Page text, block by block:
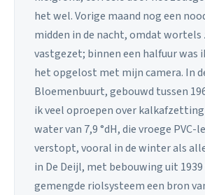
het wel. Vorige maand nog een
midden in de nacht, omdat wortels
vastgezet; binnen een halfuur was
het opgelost met mijn camera. In
Bloemenbuurt, gebouwd tussen
ik veel oproepen over
water van 7,9 °dH, die vroege PVC-
verstopt, vooral in de winter als
in De Deijl, met bebouwing uit
gemengde riolsysteem een bron